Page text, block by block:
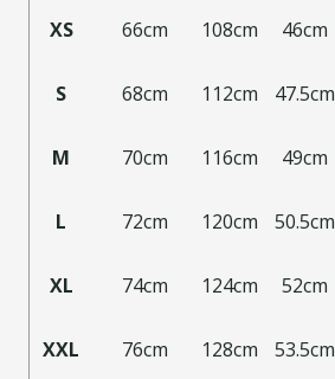
XS
66cm 108cm 46cm
S
68cm 112cm 47.5cm
M
70cm 116cm 49cm
L
72cm 120cm 50.5cm
XL
74cm 124cm 52cm
XXL
76cm 128cm 53.5cm